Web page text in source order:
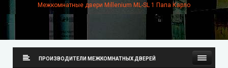
Межкомнатные двери Millenium ML-SL 1 Папа Карло
ПРОИЗВОДИТЕЛИ МЕЖКОМНАТНЫХ ДВЕРЕЙ